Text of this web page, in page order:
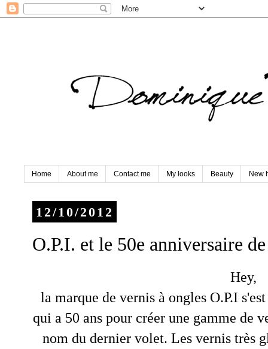
Home About me Contact me My looks Beauty New
12/10/2012
O.P.I. et le 50e anniversaire
Hey,
la marque de vernis à ongles O.P.I
qui a 50 ans pour créer une gamme de
nom du dernier volet. Les vernis très